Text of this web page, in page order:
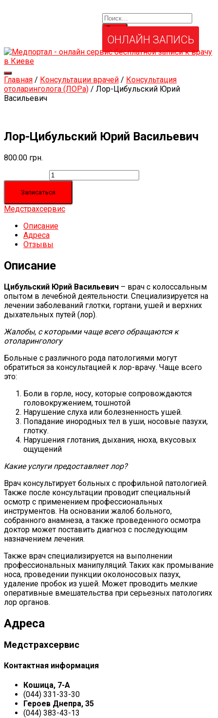
ОНЛАЙН ЗАПИСЬ
Переключить
навигацию
Главная / Консультации врачей / Консультация
отоларинголога (ЛОРа) / Лор-Цибульский Юрий
Васильевич
Лор-Цибульский Юрий Васильевич
800.00 грн.
Записаться
Медстрахсервис
Описание
Адреса
Отзывы
Описание
Цибульский Юрий Васильевич – врач с колоссальным
опытом в лечебной деятельности. Специализируется на
лечении заболеваний глотки, гортани, ушей и верхних
дыхательных путей (лор).
Жалобы, с которыми чаще всего обращаются к
отоларингологу
Больные с различного рода патологиями могут
обратиться за консультацией к лор-врачу. Чаще всего
это:
Боли в горле, носу, которые сопровождаются
головокружением, тошнотой
Нарушение слуха или болезненность ушей.
Попадание инородных тел в уши, носовые пазухи,
глотку.
Нарушения глотания, дыхания, нюха, вкусовых
ощущений
Какие услуги предоставляет лор?
Врач консультирует больных с профильной патологией.
Также после консультации проводит специальный
осмотр с применением профессиональных
инструментов. На основании жалоб больного,
собранного анамнеза, а также проведенного осмотра
доктор может поставить диагноз с последующим
назначением лечения.
Также врач специализируется на выполнении
профессиональных манипуляций. Таких как промывание
носа, проведении пункции околоносовых пазух,
удаление пробок из ушей. Может проводить мелкие
оперативные вмешательства при серьезных патологиях
лор органов.
Адреса
Медстрахсервис
Контактная информация
Кошица, 7-А
(044) 331-33-30
Героев Днепра, 35
(044) 383-43-13